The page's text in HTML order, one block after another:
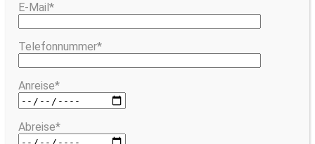
E-Mail*
Telefonnummer*
Anreise*
Abreise*